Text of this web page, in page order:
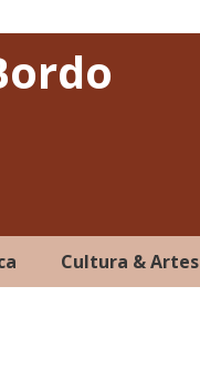
Cultura & Artes